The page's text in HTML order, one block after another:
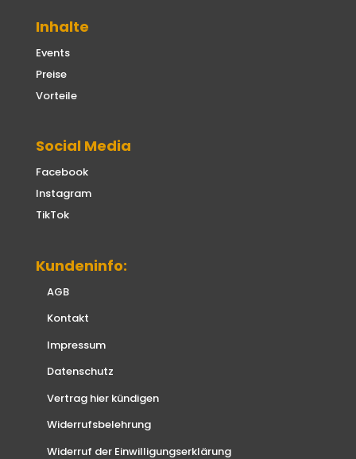
Inhalte
Events
Preise
Vorteile
Social Media
Facebook
Instagram
TikTok
Kundeninfo:
AGB
Kontakt
Impressum
Datenschutz
Vertrag hier kündigen
Widerrufsbelehrung
Widerruf der Einwilligungserklärung